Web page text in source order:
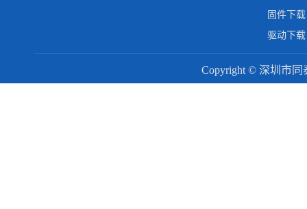
固件下载
驱动下载
Copyright © 深圳市同